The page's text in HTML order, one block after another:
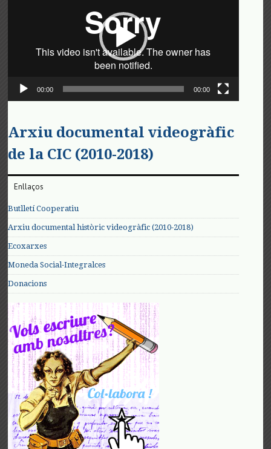
00:00 00:00
Arxiu documental videogràfic
de la CIC (2010-2018)
Enllaços
Butlletí Cooperatiu
Arxiu documental històric videogràfic (2010-2018)
Ecoxarxes
Moneda Social-Integralces
Donacions